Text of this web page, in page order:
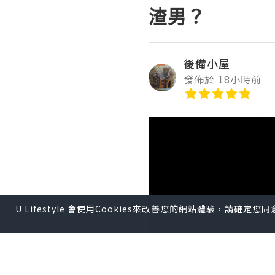
渣男？
後備小屋
發佈於 18小時前
U Lifestyle 會使用Cookies來改善您的網站體驗，請確定您同